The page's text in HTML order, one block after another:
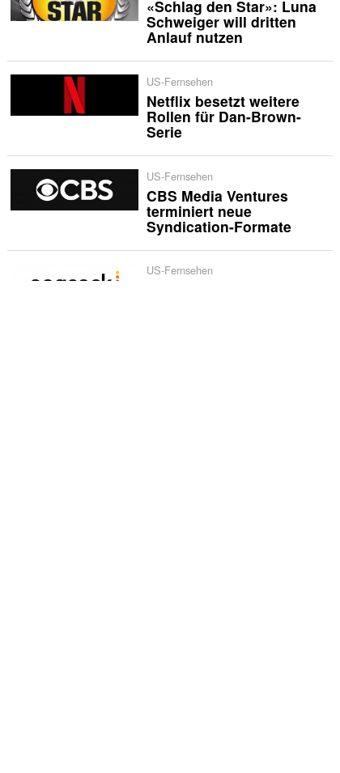
«Schlag den Star»: Luna
Schweiger will dritten
Anlauf nutzen
US-Fernsehen
Netflix besetzt weitere
Rollen für Dan-Brown-
Serie
US-Fernsehen
CBS Media Ventures
terminiert neue
Syndication-Formate
US-Fernsehen